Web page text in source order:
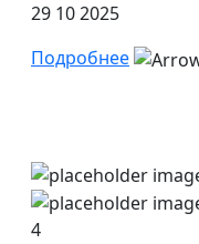
29 10 2025
Подробнее
4